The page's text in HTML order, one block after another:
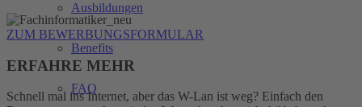
Ausbildungen
Benefits
FAQ
ZUM BEWERBUNGSFORMULAR
ERFAHRE MEHR
Schnell mal ins Internet, aber das W-Lan ist weg? Einfach den